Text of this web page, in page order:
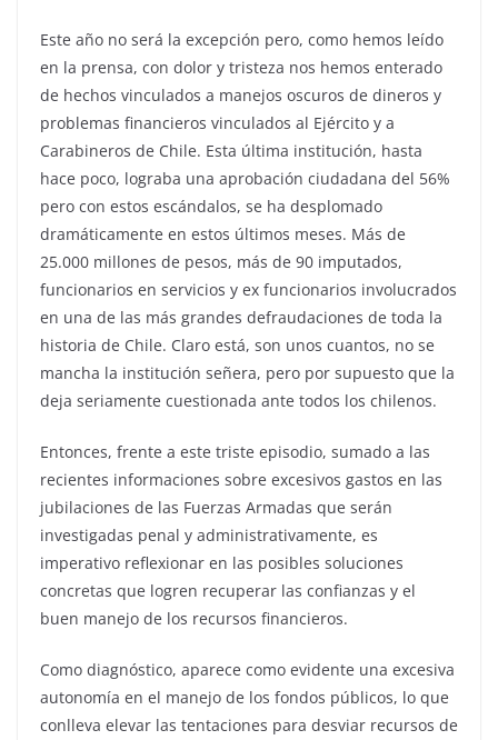
Este año no será la excepción pero, como hemos leído
en la prensa, con dolor y tristeza nos hemos enterado
de hechos vinculados a manejos oscuros de dineros y
problemas financieros vinculados al Ejército y a
Carabineros de Chile. Esta última institución, hasta
hace poco, lograba una aprobación ciudadana del 56%
pero con estos escándalos, se ha desplomado
dramáticamente en estos últimos meses. Más de
25.000 millones de pesos, más de 90 imputados,
funcionarios en servicios y ex funcionarios involucrados
en una de las más grandes defraudaciones de toda la
historia de Chile. Claro está, son unos cuantos, no se
mancha la institución señera, pero por supuesto que la
deja seriamente cuestionada ante todos los chilenos.
Entonces, frente a este triste episodio, sumado a las
recientes informaciones sobre excesivos gastos en las
jubilaciones de las Fuerzas Armadas que serán
investigadas penal y administrativamente, es
imperativo reflexionar en las posibles soluciones
concretas que logren recuperar las confianzas y el
buen manejo de los recursos financieros.
Como diagnóstico, aparece como evidente una excesiva
autonomía en el manejo de los fondos públicos, lo que
conlleva elevar las tentaciones para desviar recursos de